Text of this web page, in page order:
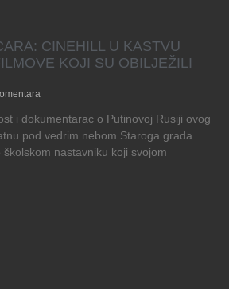
CINEHILL U KASTVU
KOJI SU OBILJEŽILI
i dokumentarac o Putinovoj Rusiji ovog
pod vedrim nebom Staroga grada.
nastavniku koji svojom